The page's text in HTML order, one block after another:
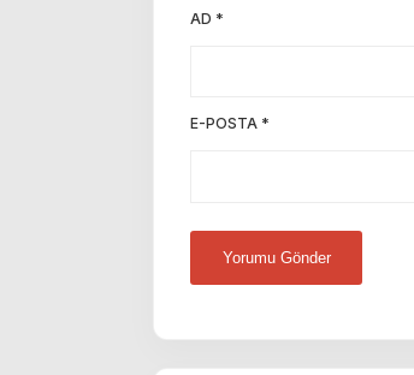
AD *
E-POSTA *